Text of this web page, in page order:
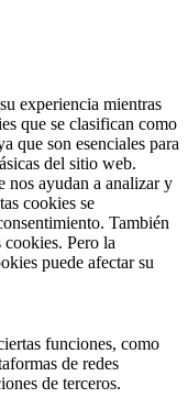
experiencia mientras
que se clasifican como
que son esenciales para
del sitio web.
nos ayudan a analizar y
cookies se
También
Pero la
puede afectar su
funciones, como
de redes
de terceros.